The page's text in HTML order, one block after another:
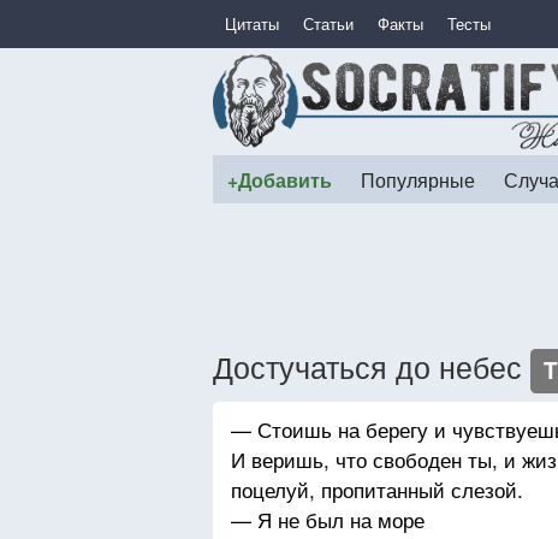
Цитаты Статьи Факты Тесты
+Добавить Популярные
Достучаться до небес
— Стоишь на берегу и
И веришь, что свободен ты, и
поцелуй, пропитанный слезой.
— Я не был на море